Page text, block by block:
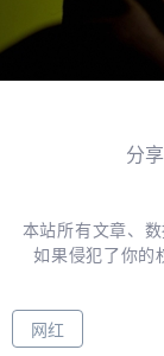
分享
本站所有文章、
如果侵犯了你的
网红